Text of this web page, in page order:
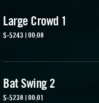
Large Crowd 1
S-5243 | 00:08
Bat Swing 2
S-5238 | 00:01